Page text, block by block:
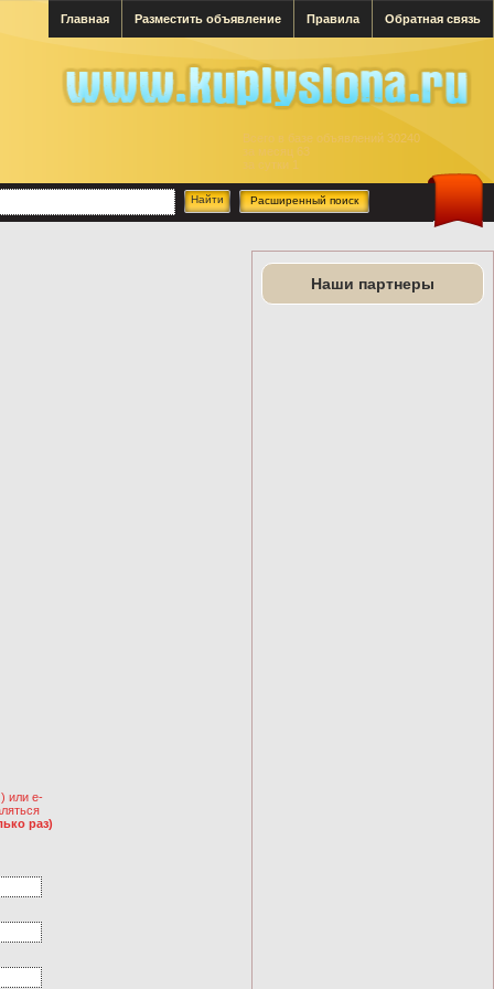
Главная Разместить объявление Правила Обратная связь
Всего в базе объявлений 30240
за месяц 63
за сутки 1
Расширенный поиск
Наши партнеры
или e-
раз)